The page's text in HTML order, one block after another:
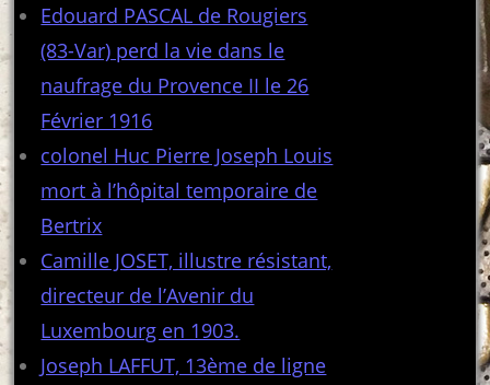
Edouard PASCAL de Rougiers
(83-Var) perd la vie dans le
naufrage du Provence II le 26
Février 1916
colonel Huc Pierre Joseph Louis
mort à l’hôpital temporaire de
Bertrix
Camille JOSET, illustre résistant,
directeur de l’Avenir du
Luxembourg en 1903.
Joseph LAFFUT, 13ème de ligne